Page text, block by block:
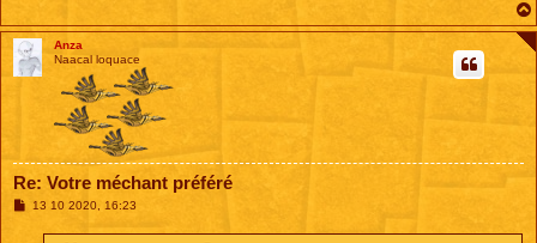
Anza
Naacal loquace
Re: Votre méchant préféré
M
13 10 2020, 16:23